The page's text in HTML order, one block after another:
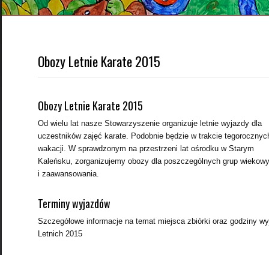
Obozy Letnie Karate 2015
Obozy Letnie Karate 2015
Od wielu lat nasze Stowarzyszenie organizuje letnie wyjazdy dla
uczestników zajęć karate. Podobnie będzie w trakcie
wakacji. W sprawdzonym na przestrzeni lat ośrodku w Starym
Kaleńsku, zorganizujemy obozy dla poszczególnych grup
i zaawansowania.
Terminy wyjazdów
Szczegółowe informacje na temat miejsca zbiórki oraz godziny
Letnich 2015